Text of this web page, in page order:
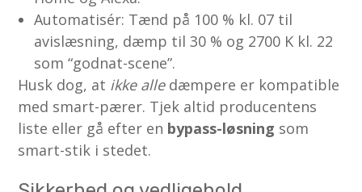
Automatisér: Tænd på 100 % kl. 07 til
avislæsning, dæmp til 30 % og 2700 K kl. 22
som “godnat-scene”.
Husk dog, at ikke alledæmpere er kompatible
med smart-pærer. Tjek altid producentens
liste eller gå efter en bypass-løsning som
smart-stik i stedet.